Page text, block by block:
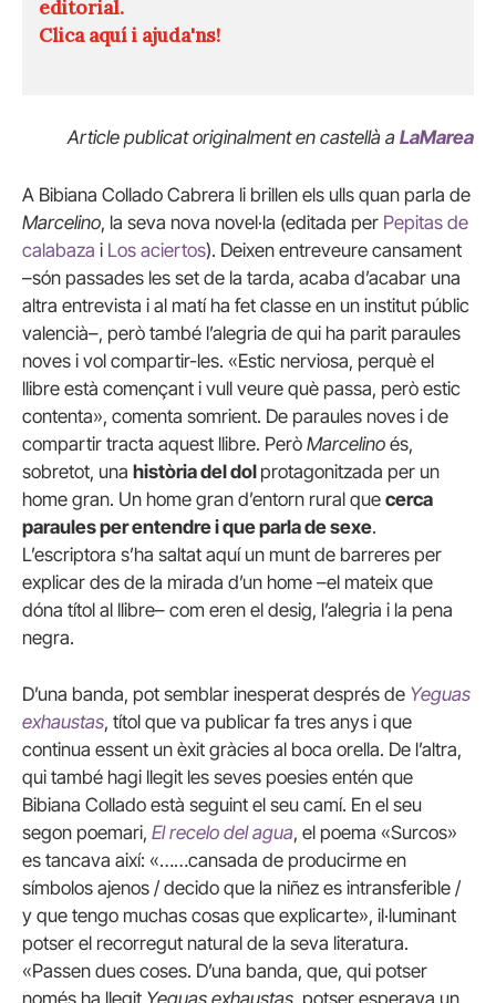
editorial.
Clica aquí i ajuda'ns!
Article publicat originalment en castellà a LaMarea
A Bibiana Collado Cabrera li brillen els ulls quan parla de
Marcelino, la seva nova novel·la (editada per Pepitas de
calabaza i Los aciertos). Deixen entreveure cansament
–són passades les set de la tarda, acaba d’acabar una
altra entrevista i al matí ha fet classe en un institut públic
valencià–, però també l’alegria de qui ha parit paraules
noves i vol compartir-les. «Estic nerviosa, perquè el
llibre està començant i vull veure què passa, però estic
contenta», comenta somrient. De paraules noves i de
compartir tracta aquest llibre. Però Marcelino és,
sobretot, una història del dol protagonitzada per un
home gran. Un home gran d’entorn rural que cerca
paraules per entendre i que parla de sexe.
L’escriptora s’ha saltat aquí un munt de barreres per
explicar des de la mirada d’un home –el mateix que
dóna títol al llibre– com eren el desig, l’alegria i la pena
negra.
D’una banda, pot semblar inesperat després de Yeguas
exhaustas, títol que va publicar fa tres anys i que
continua essent un èxit gràcies al boca orella. De l’altra,
qui també hagi llegit les seves poesies entén que
Bibiana Collado està seguint el seu camí. En el seu
segon poemari, El recelo del agua, el poema «Surcos»
es tancava així: «……cansada de producirme en
símbolos ajenos / decido que la niñez es intransferible /
y que tengo muchas cosas que explicarte», il·luminant
potser el recorregut natural de la seva literatura.
«Passen dues coses. D’una banda, que, qui potser
només ha llegit Yeguas exhaustas, potser esperava un